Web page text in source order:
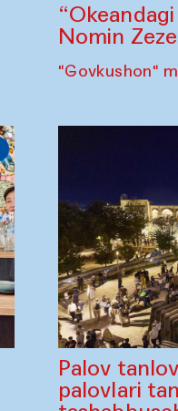
Nomin
"Govkushon"
Palov
palovlari